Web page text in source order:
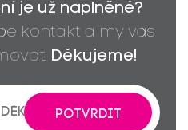
je už naplněné?
kontakt a my vás
Děkujeme!
POTVRDIT